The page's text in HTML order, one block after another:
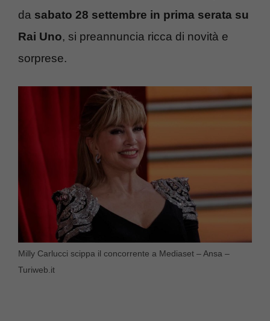
da sabato 28 settembre in prima serata su
Rai Uno, si preannuncia ricca di novità e
sorprese.
Milly Carlucci scippa il concorrente a Mediaset – Ansa –
Turiweb.it